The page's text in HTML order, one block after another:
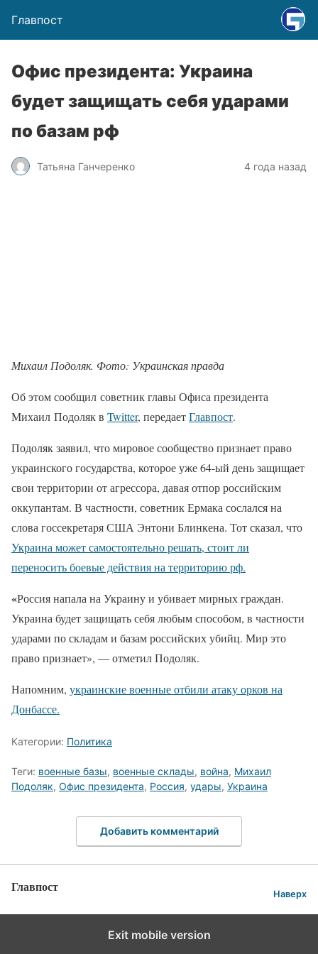
Главпост
Офис президента: Украина
будет защищать себя ударами
по базам рф
Татьяна Ганчеренко 4 года назад
Михаил Подоляк. Фото: Украинская правда
Об этом сообщил советник главы Офиса президента
Михаил Подоляк в Twitter, передаетГлавпост.
Подоляк заявил, что мировое сообщество признает право
украинского государства, которое уже 64-ый день защищает
свои территории от агрессора, давая отпор российским
оккупантам. В частности, советник Ермака сослался на
слова госсекретаря США Энтони Блинкена. Тот сказал, что
Украина может самостоятельно решать, стоит ли
переносить боевые действия на территорию рф.
«Россия напала на Украину и убивает мирных граждан.
Украина будет защищать себя любым способом, в частности
ударами по складам и базам российских убийц. Мир это
право признает», — отметил Подоляк.
Напомним, украинские военные отбили атаку орков на
Донбассе.
Категории: Политика
Теги: военные базы, военные склады, война, Михаил
Подоляк, Офис президента, Россия, удары, Украина
Добавить комментарий
Главпост Наверх
Exit mobile version